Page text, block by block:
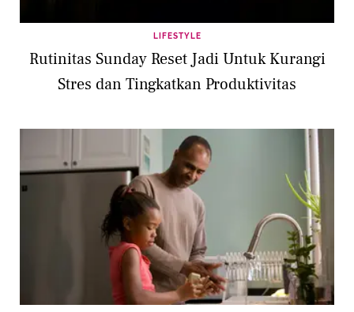
LIFESTYLE
Rutinitas Sunday Reset Jadi Untuk Kurangi
Stres dan Tingkatkan Produktivitas